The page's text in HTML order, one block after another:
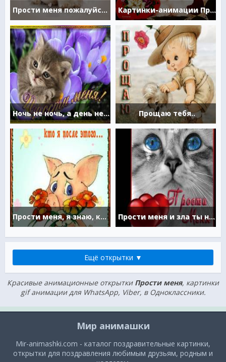
Прости меня пожалуйста! Картинки-анимации Прости меня
Ночь не ночь, а день не день, Сладость горькая на Прощаю тебя..
Прости меня, я знаю, кто я после этого... Прости меня и зла ты не держи
Ещё открытки ▼
Красивые анимационные открытки Прости меня, картинки
gif анимации для WhatsApp, Viber, в Одноклассники.
Мир анимашки
Mir-animashki.com - каталог поздравительные картинки,
открытки для поздравления любимым друзьям, родным и